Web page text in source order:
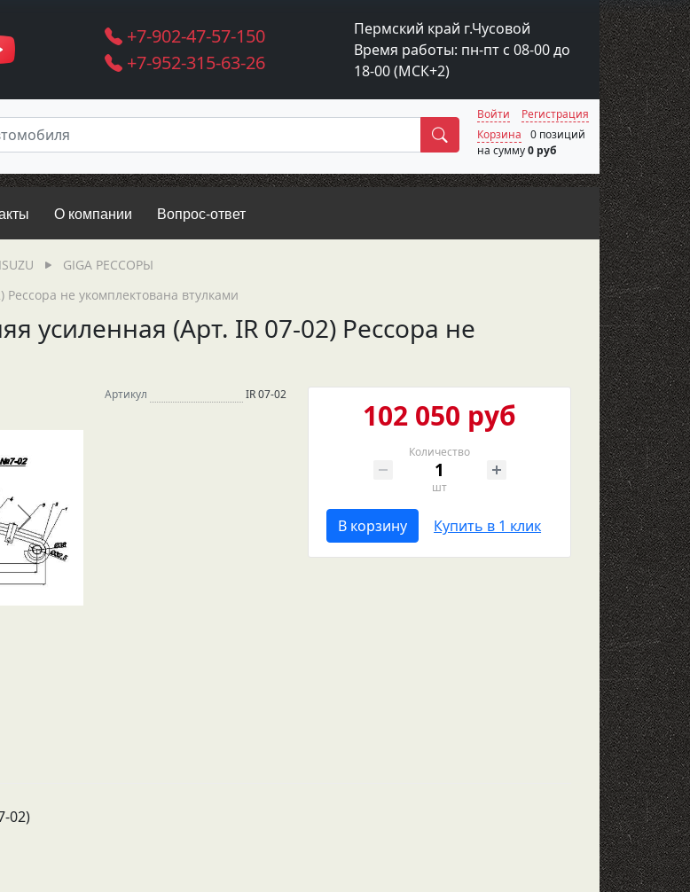
+7-902-47-57-150
+7-952-315-63-26
Пермский край г.Чусовой
Время работы: пн-пт с 08-00 до
18-00 (МСК+2)
Поиск
Войти
Регистрация
Корзина
0 позиций
на сумму0 руб
О компании Вопрос-ответ
GIGA РЕССОРЫ
Рессора не укомплектована втулками
усиленная (Арт. IR 07-02) Рессора не
Артикул IR 07-02
102 050 руб
Количество
шт
В корзину Купить в 1 клик
02)